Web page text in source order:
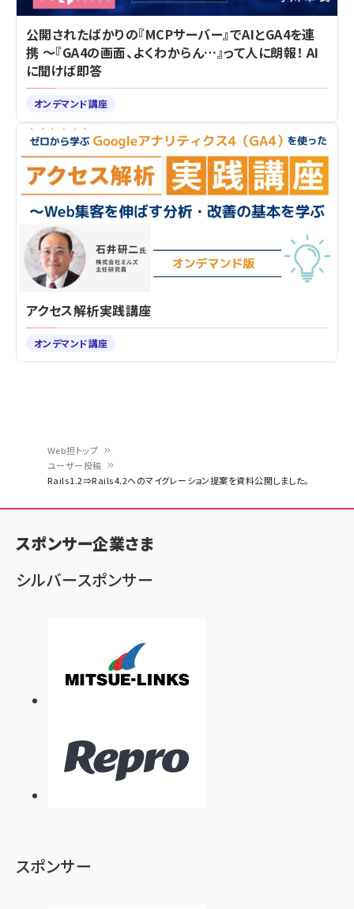
ン
く
ず
Web担トップ
ユーザー投稿
Rails1.2⇒Rails4.2へのマイグレーション提案を資料公開しました。
公開されたばかりの『MCPサーバー』でAIとGA4を連
携 ～『GA4の画面、よくわからん…』って人に朗報！ AI
に聞けば即答
オンデマンド講座
アクセス解析実践講座
オンデマンド講座
スポンサー企業さま
シルバースポンサー
スポンサー